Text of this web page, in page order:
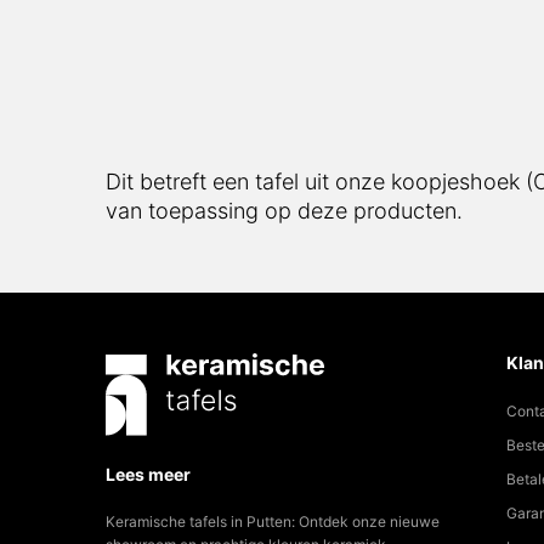
Dit betreft een tafel uit onze koopjeshoek
van toepassing op deze producten.
Lees meer
Keramische tafels in Putten: Ontdek onze nieuwe